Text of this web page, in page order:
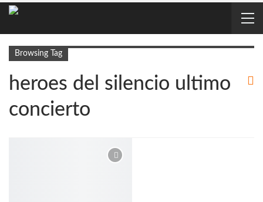
Browsing Tag
heroes del silencio ultimo
concierto